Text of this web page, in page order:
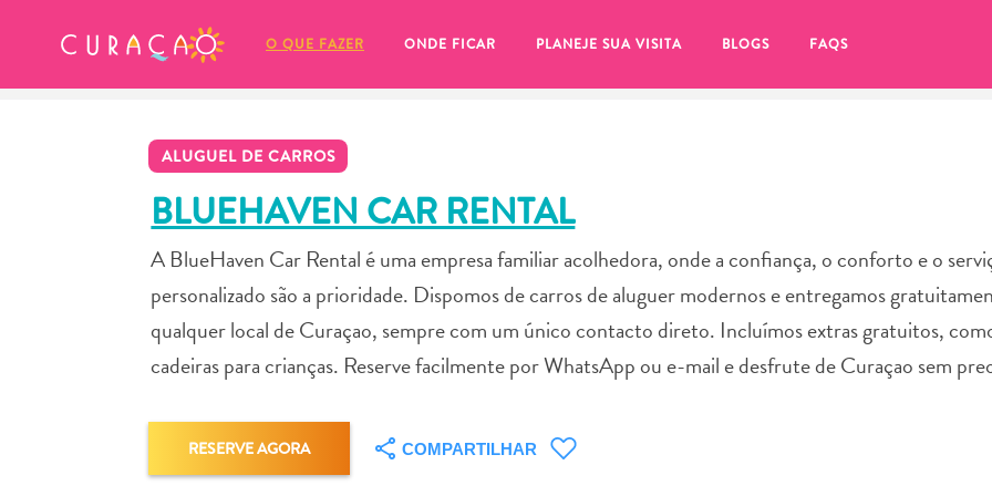
O QUE FAZER ONDE FICAR PLANEJE SUA VISITA BLOGS FAQS
ALUGUEL DE CARROS
BLUEHAVEN CAR RENTAL
A BlueHaven Car Rental é uma empresa familiar acolhedora, onde a confiança, o conforto e o
personalizado são a prioridade. Dispomos de carros de aluguer modernos e entregamos
qualquer local de Curaçao, sempre com um único contacto direto. Incluímos extras gratuitos,
cadeiras para crianças. Reserve facilmente por WhatsApp ou e-mail e desfrute de Curaçao sem
RESERVE AGORA COMPARTILHAR
MEUS FAVORITOS
local favorito.
Sempre que você quiser salvar algo para mais tarde, certifique-se de clicar no